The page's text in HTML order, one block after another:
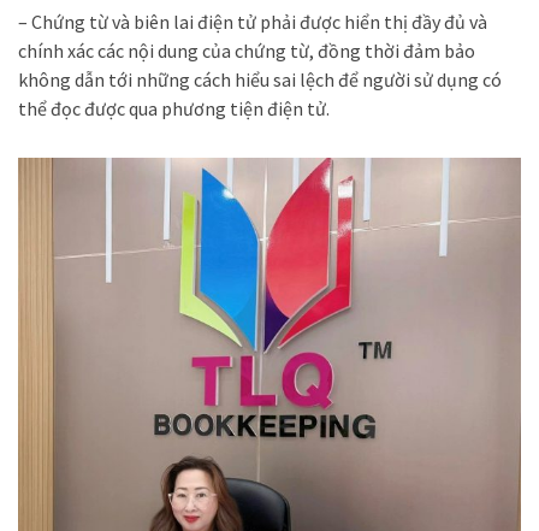
– Chứng từ và biên lai điện tử phải được hiển thị đầy đủ và
chính xác các nội dung của chứng từ, đồng thời đảm bảo
không dẫn tới những cách hiểu sai lệch để người sử dụng có
thể đọc được qua phương tiện điện tử.